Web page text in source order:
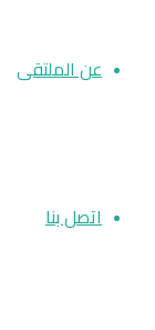
عن الملتقى
اتصل بنا